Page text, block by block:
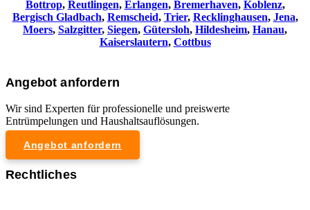
Bottrop, Reutlingen, Erlangen, Bremerhaven, Koblenz,
Bergisch Gladbach, Remscheid, Trier, Recklinghausen, Jena,
Moers, Salzgitter, Siegen, Gütersloh, Hildesheim, Hanau,
Kaiserslautern, Cottbus
Angebot anfordern
Wir sind Experten für professionelle und preiswerte
Entrümpelungen und Haushaltsauflösungen.
Angebot anfordern
Rechtliches